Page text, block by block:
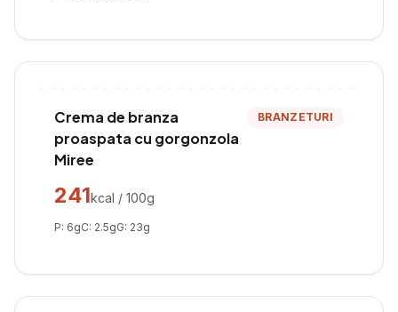
Crema de branza
proaspata cu gorgonzola
Miree
BRANZETURI
241kcal / 100g
P: 6gC: 2.5gG: 23g